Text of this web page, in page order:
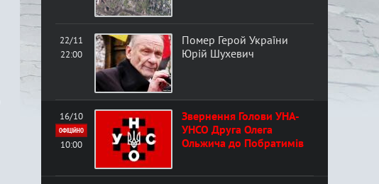
а
22/11
22:00
Помер Герой України
Юрій Шухевич
16/10
ОФІЦІЙНО
10:00
Звернення Голови УНА-
УНСО Друга Олега
Ольжича до Побратимів